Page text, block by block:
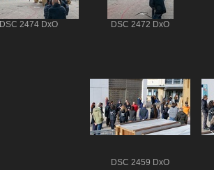
DSC 2474 DxO DSC 2472 DxO
DSC 2459 DxO